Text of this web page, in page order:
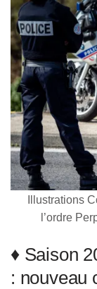
Illustrations
l’ordre
♦ Saison
: nouveau